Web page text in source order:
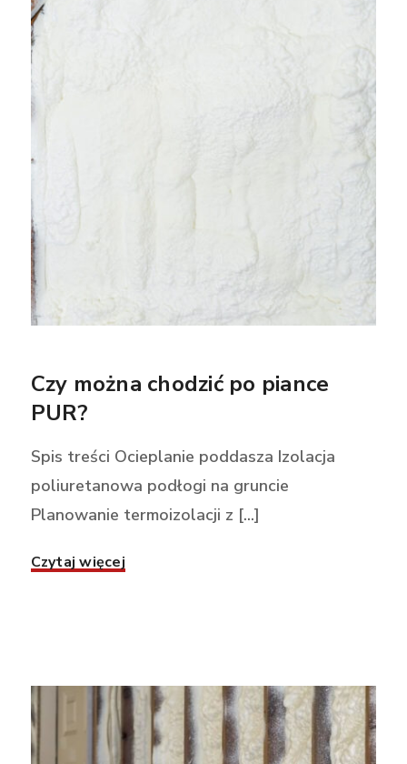
Czy można chodzić po piance
PUR?
Spis treści Ocieplanie poddasza Izolacja
poliuretanowa podłogi na gruncie
Planowanie termoizolacji z [...]
Czytaj więcej